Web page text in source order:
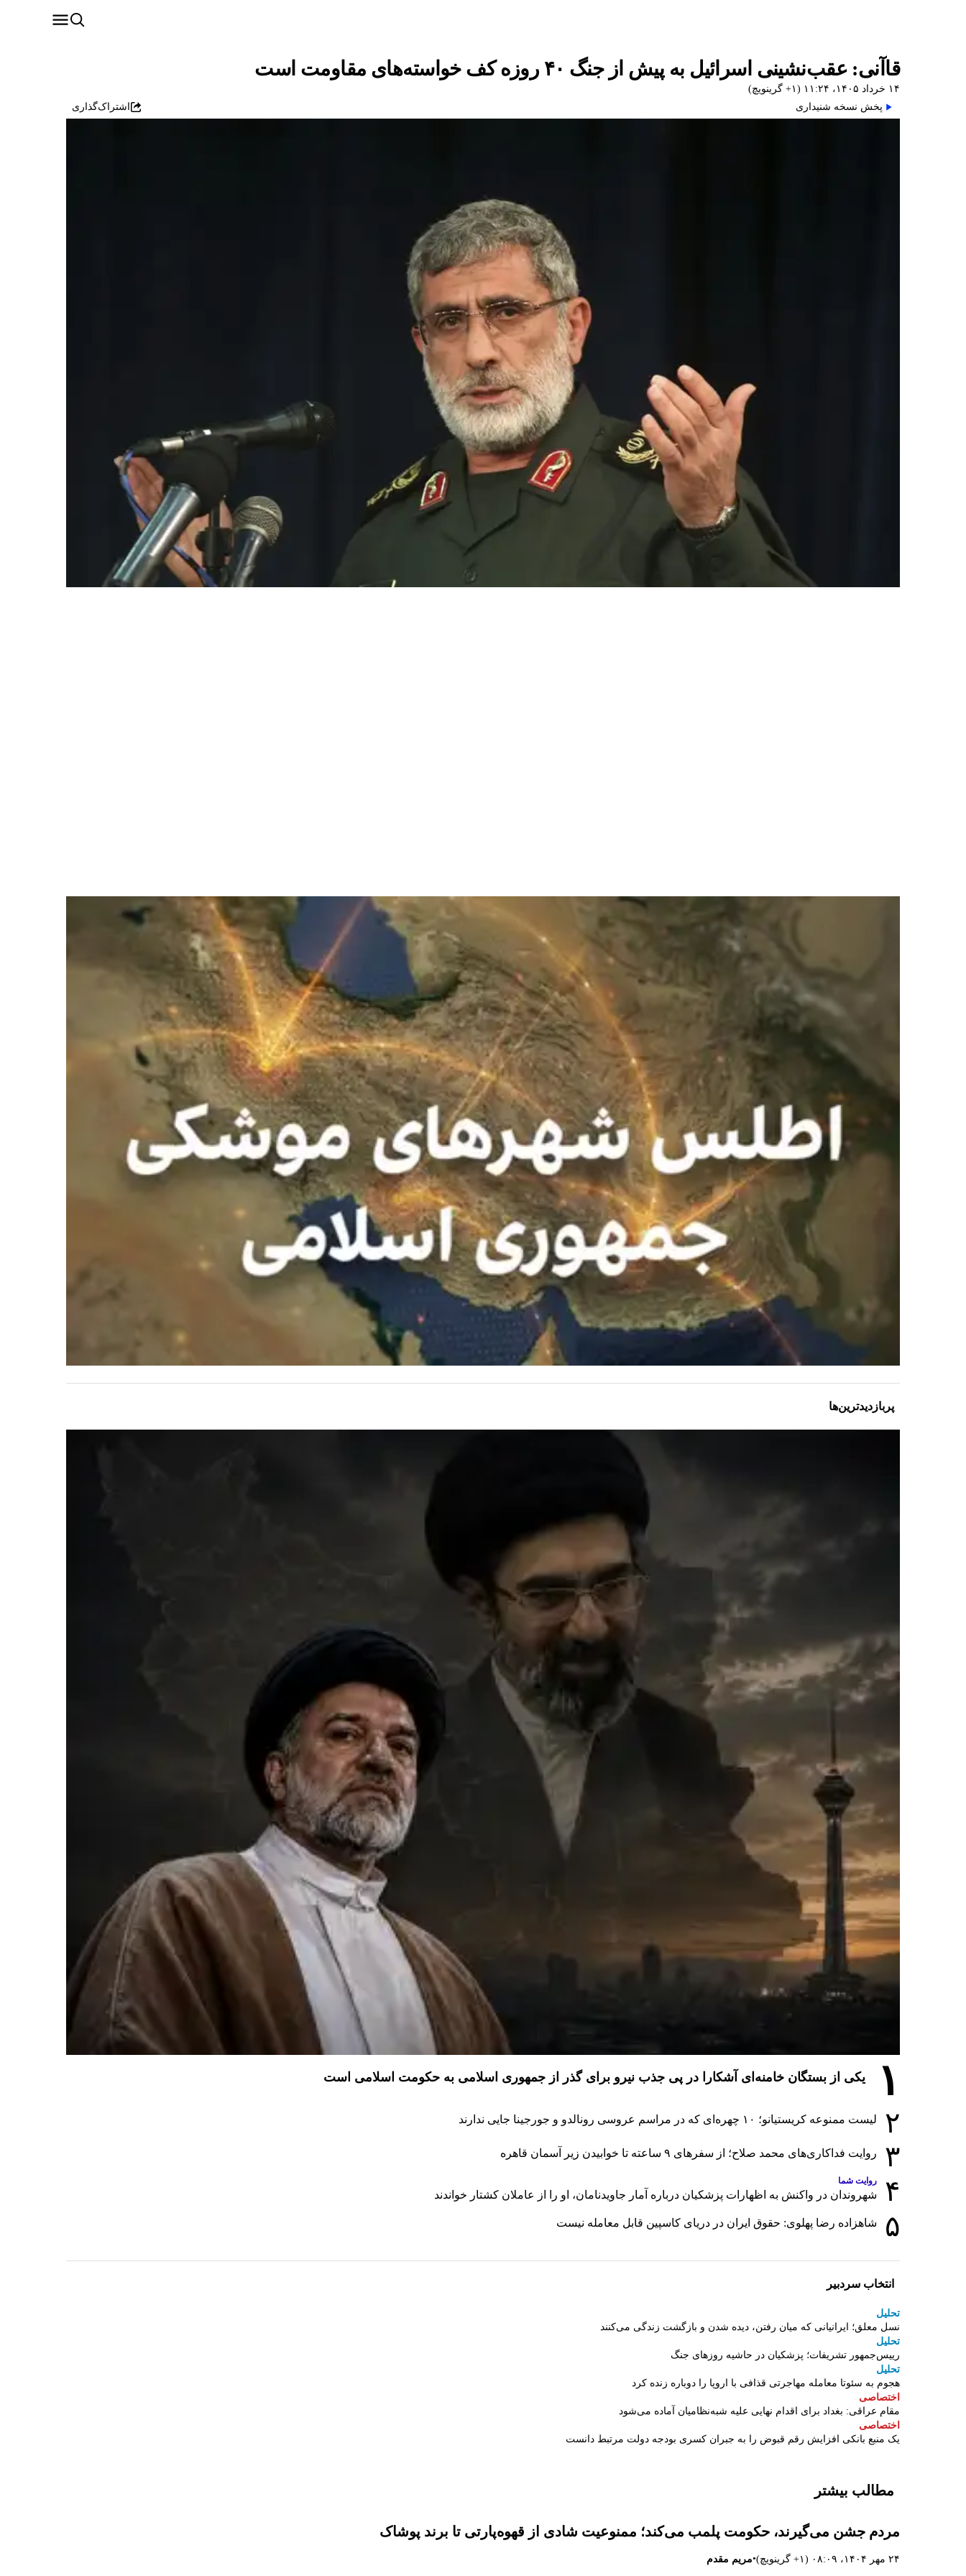
قاآنی: عقب‌نشینی اسرائیل به پیش از جنگ ۴۰ روزه کف خواسته‌های مقاومت است
۱۴ خرداد ۱۴۰۵، ۱۱:۲۴ (‎+۱ گرینویچ)
پخش نسخه شنیداری
اشتراک‌گذاری
پربازدیدترین‌ها
۱ یکی از بستگان خامنه‌ای آشکارا در پی جذب نیرو برای گذر از جمهوری اسلامی به حکومت اسلامی است
۲ لیست ممنوعه کریستیانو؛ ۱۰ چهره‌ای که در مراسم عروسی رونالدو و جورجینا جایی ندارند
۳ روایت فداکاری‌های محمد صلاح؛ از سفرهای ۹ ساعته تا خوابیدن زیر آسمان قاهره
۴ روایت شما
شهروندان در واکنش به اظهارات پزشکیان درباره آمار جاویدنامان، او را از عاملان کشتار خواندند
۵ شاهزاده رضا پهلوی: حقوق ایران در دریای کاسپین قابل معامله نیست
انتخاب سردبیر
تحلیل
نسل معلق؛ ایرانیانی که میان رفتن، دیده شدن و بازگشت زندگی می‌کنند
تحلیل
رییس‌جمهور تشریفات؛ پزشکیان در حاشیه روزهای جنگ
تحلیل
هجوم به سئوتا معامله مهاجرتی قذافی با اروپا را دوباره زنده کرد
اختصاصی
مقام عراقی: بغداد برای اقدام نهایی علیه شبه‌نظامیان آماده می‌شود
اختصاصی
یک منبع بانکی افزایش رقم قبوض را به جبران کسری بودجه دولت مرتبط دانست
مطالب بیشتر
مردم جشن می‌گیرند، حکومت پلمب می‌کند؛ ممنوعیت شادی از قهوه‌پارتی تا برند پوشاک
۲۴ مهر ۱۴۰۴، ۰۸:۰۹ (‎+۱ گرینویچ) •مریم مقدم